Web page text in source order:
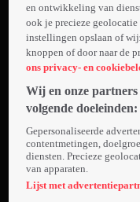
sporen in
de muziek
hebben
verdiend,
gaan op
zoek naar
de beste
nieuwe
zangstem
van
Meer
info
en ontwikkeling van
ook je precieze
instellingen opslaan of
knoppen of door naar de
ons privacy- en
Wij en onze
volgende doeleinden:
Gepersonaliseerde
contentmetingen,
diensten. Precieze
van apparaten.
Lijst met